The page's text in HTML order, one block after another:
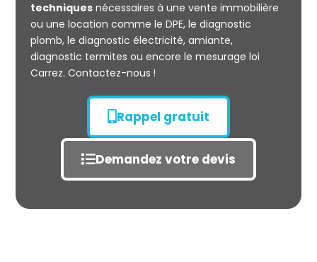
techniquesnécessaires à une vente immobilière
ou une location comme le DPE, le diagnostic
plomb, le diagnostic électricité, amiante,
diagnostic termites ou encore le mesurage loi
Carrez. Contactez-nous !
Rappel gratuit
Demandez votre devis